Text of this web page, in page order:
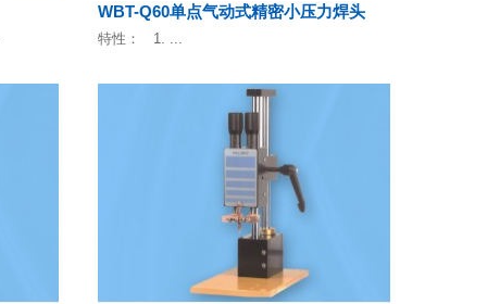
WBT-Q60单点气动式精密小压力焊头
特性： 1. ...